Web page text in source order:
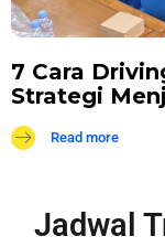
7 Cara
Strategi
Read more
Jadwal